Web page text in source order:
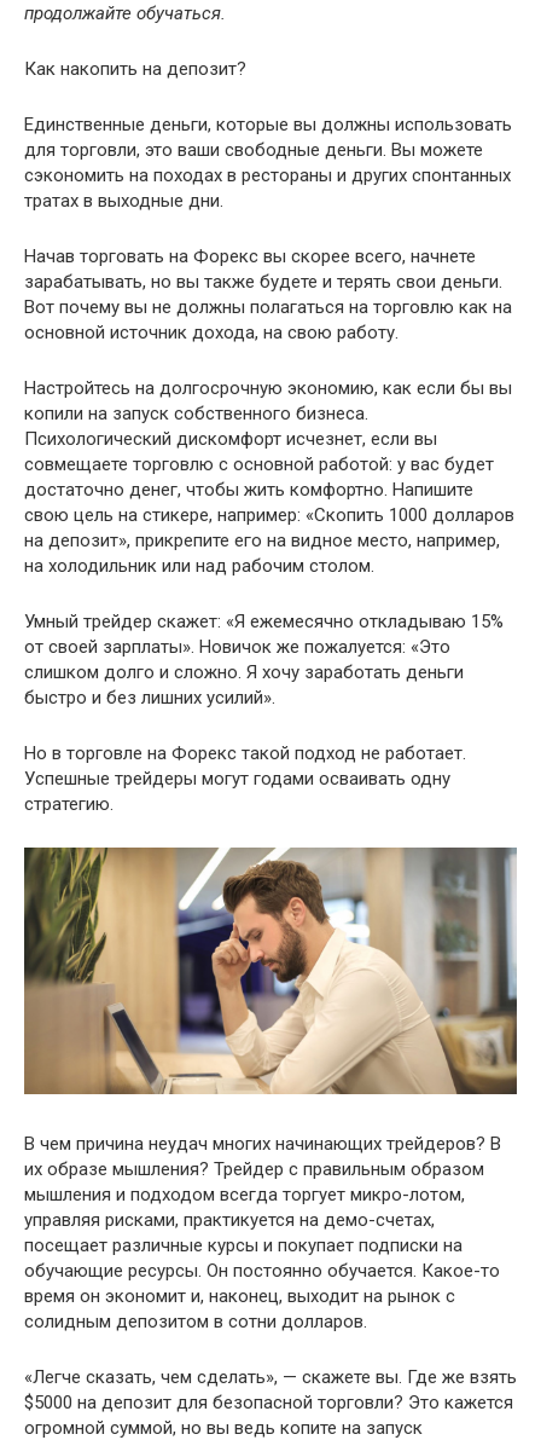
продолжайте обучаться.
Как накопить на депозит?
Единственные деньги, которые вы должны использовать
для торговли, это ваши свободные деньги. Вы можете
сэкономить на походах в рестораны и других спонтанных
тратах в выходные дни.
Начав торговать на Форекс вы скорее всего, начнете
зарабатывать, но вы также будете и терять свои деньги.
Вот почему вы не должны полагаться на торговлю как на
основной источник дохода, на свою работу.
Настройтесь на долгосрочную экономию, как если бы вы
копили на запуск собственного бизнеса.
Психологический дискомфорт исчезнет, если вы
совмещаете торговлю с основной работой: у вас будет
достаточно денег, чтобы жить комфортно. Напишите
свою цель на стикере, например: «Скопить 1000 долларов
на депозит», прикрепите его на видное место, например,
на холодильник или над рабочим столом.
Умный трейдер скажет: «Я ежемесячно откладываю 15%
от своей зарплаты». Новичок же пожалуется: «Это
слишком долго и сложно. Я хочу заработать деньги
быстро и без лишних усилий».
Но в торговле на Форекс такой подход не работает.
Успешные трейдеры могут годами осваивать одну
стратегию.
В чем причина неудач многих начинающих трейдеров? В
их образе мышления? Трейдер с правильным образом
мышления и подходом всегда торгует микро-лотом,
управляя рисками, практикуется на демо-счетах,
посещает различные курсы и покупает подписки на
обучающие ресурсы. Он постоянно обучается. Какое-то
время он экономит и, наконец, выходит на рынок с
солидным депозитом в сотни долларов.
«Легче сказать, чем сделать», — скажете вы. Где же взять
$5000 на депозит для безопасной торговли? Это кажется
огромной суммой, но вы ведь копите на запуск